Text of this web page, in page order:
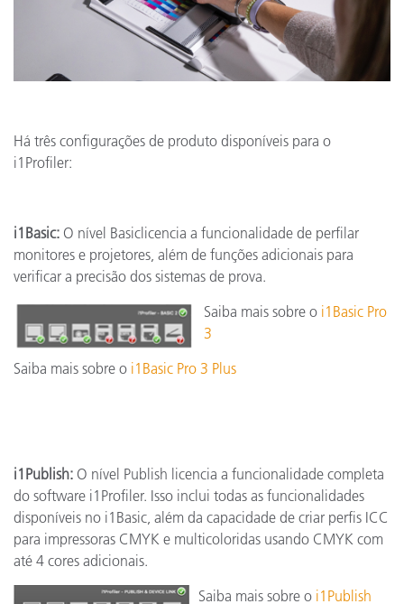
Há três configurações de produto disponíveis para o
i1Profiler:
i1Basic: O nível Basiclicencia a funcionalidade de perfilar
monitores e projetores, além de funções adicionais para
verificar a precisão dos sistemas de prova.
Saiba mais sobre o i1Basic Pro
3
Saiba mais sobre o i1Basic Pro 3 Plus
i1Publish: O nível Publish licencia a funcionalidade completa
do software i1Profiler. Isso inclui todas as funcionalidades
disponíveis no i1Basic, além da capacidade de criar perfis ICC
para impressoras CMYK e multicoloridas usando CMYK com
até 4 cores adicionais.
Saiba mais sobre o i1Publish